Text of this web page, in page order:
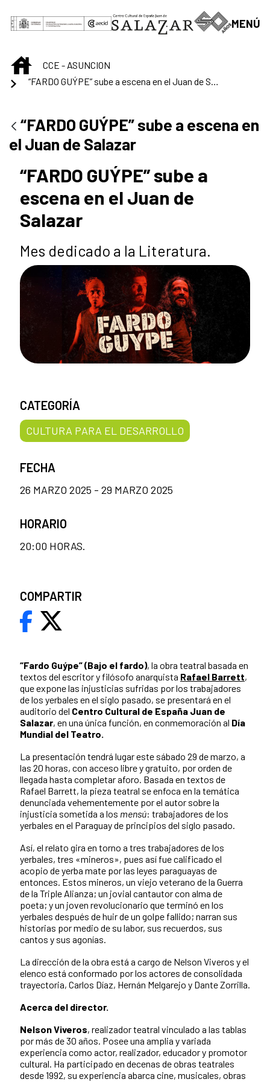
Saltar al contenido principal
MENÚ
INICIOCCE - ASUNCION
“FARDO GUÝPE” sube a escena en
el Juan de Salazar
“FARDO GUÝPE” sube a
escena en el Juan de
Salazar
Mes dedicado a la Literatura.
“Fardo Guýpe” (Bajo el fardo), la obra teatral basada en
textos del escritor y filósofo anarquista Rafael Barrett,
que expone las injusticias sufridas por los trabajadores
de los yerbales en el siglo pasado, se presentará en el
auditorio del Centro Cultural de España Juan de
Salazar, en una única función, en conmemoración al Día
Mundial del Teatro.
La presentación tendrá lugar este sábado 29 de marzo, a
las 20 horas, con acceso libre y gratuito, por orden de
llegada hasta completar aforo. Basada en textos de
Rafael Barrett, la pieza teatral se enfoca en la temática
denunciada vehementemente por el autor sobre la
injusticia sometida a los mensú: trabajadores de los
yerbales en el Paraguay de principios del siglo pasado.
Así, el relato gira en torno a tres trabajadores de los
yerbales, tres «mineros», pues así fue calificado el
acopio de yerba mate por las leyes paraguayas de
entonces. Estos mineros, un viejo veterano de la Guerra
de la Triple Alianza; un jovial cantautor con alma de
poeta; y un joven revolucionario que terminó en los
yerbales después de huir de un golpe fallido; narran sus
historias por medio de su labor, sus recuerdos, sus
cantos y sus agonías.
La dirección de la obra está a cargo de Nelson Viveros y el
elenco está conformado por los actores de consolidada
trayectoria, Carlos Díaz, Hernán Melgarejo y Dante Zorrilla.
Acerca del director.
Nelson Viveros, realizador teatral vinculado a las tablas
por más de 30 años. Posee una amplia y variada
experiencia como actor, realizador, educador y promotor
cultural. Ha participado en decenas de obras teatrales
desde 1992, su experiencia abarca cine, musicales, obras
CATEGORÍA
CULTURA PARA EL DESARROLLO
FECHA
26 MARZO 2025 - 29 MARZO 2025
HORARIO
20:00 HORAS.
COMPARTIR